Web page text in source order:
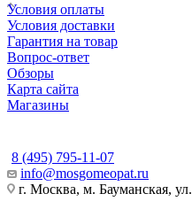
Условия оплаты
Условия доставки
Гарантия на товар
Вопрос-ответ
Обзоры
Карта сайта
Магазины
8 (495) 795-11-07
info@mosgomeopat.ru
г. Москва, м. Бауманская,